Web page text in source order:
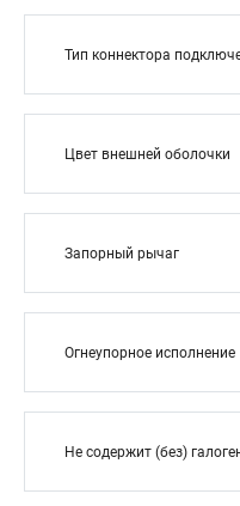
Тип коннектора
Цвет внешней оболочки
Запорный рычаг
Огнеупорное исполнение
Не содержит (без)